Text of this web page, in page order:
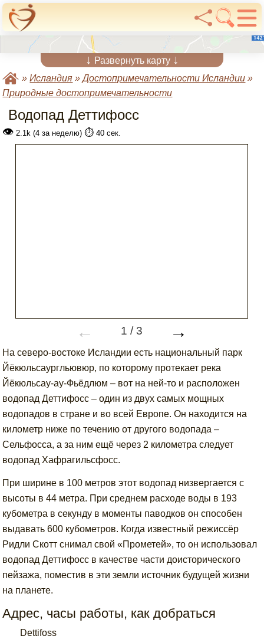
↓ Развернуть карту ↓
»Исландия »Достопримечательности Исландии »
Природные достопримечательности
Водопад Деттифосс
👁 2.1k (4 за неделю) ⏱️ 40 сек.
← 1 /3 →
На северо-востоке Исландии есть национальный парк
Йёкюльсаургльювюр, по которому протекает река
Йёкюльсау-ау-Фьёдлюм – вот на ней-то и расположен
водопад Деттифосс – один из двух самых мощных
водопадов в стране и во всей Европе. Он находится на
километр ниже по течению от другого водопада –
Сельфосса, а за ним ещё через 2 километра следует
водопад Хафрагильсфосс.
При ширине в 100 метров этот водопад низвергается с
высоты в 44 метра. При среднем расходе воды в 193
кубометра в секунду в моменты паводков он способен
выдавать 600 кубометров. Когда известный режиссёр
Ридли Скотт снимал свой «Прометей», то он использовал
водопад Деттифосс в качестве части доисторического
пейзажа, поместив в эти земли источник будущей жизни
на планете.
Адрес, часы работы, как добраться
Dettifoss